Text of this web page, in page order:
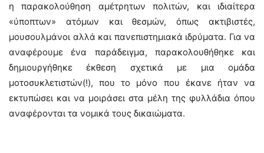
η παρακολούθηση αμέτρητων πολιτών, και ιδιαίτερα
«ύποπτων» ατόμων και θεσμών, όπως ακτιβιστές,
μουσουλμάνοι αλλά και πανεπιστημιακά ιδρύματα. Για να
αναφέρουμε ένα παράδειγμα, παρακολουθήθηκε και
δημιουργήθηκε έκθεση σχετικά με μια ομάδα
μοτοσυκλετιστών(!), που το μόνο που έκανε ήταν να
εκτυπώσει και να μοιράσει στα μέλη της φυλλάδια όπου
αναφέρονται τα νομικά τους δικαιώματα.